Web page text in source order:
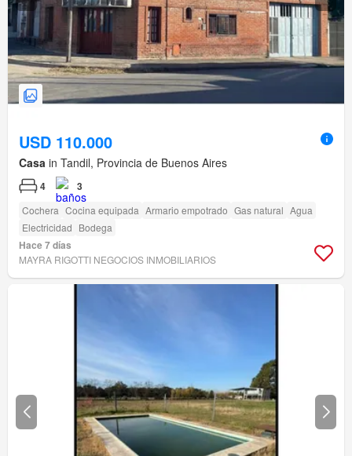
USD 110.000
Casa in Tandil, Provincia de Buenos Aires
4 3
Cochera Cocina equipada Armario empotrado Gas natural Agua
Electricidad Bodega
Hace 7 días
MAYRA RIGOTTI NEGOCIOS INMOBILIARIOS